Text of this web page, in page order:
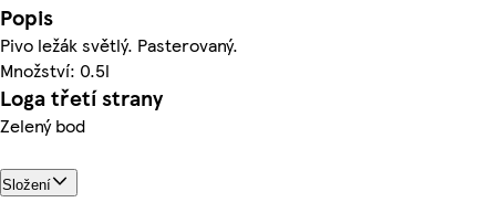
Popis
Pivo ležák světlý. Pasterovaný.
Množství: 0.5l
Loga třetí strany
Zelený bod
Složení